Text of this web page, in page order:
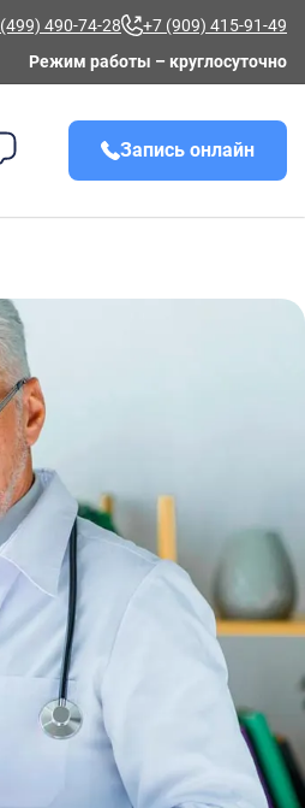
490-74-28
+7 (909) 415-91-49
Режим работы – круглосуточно
Запись онлайн